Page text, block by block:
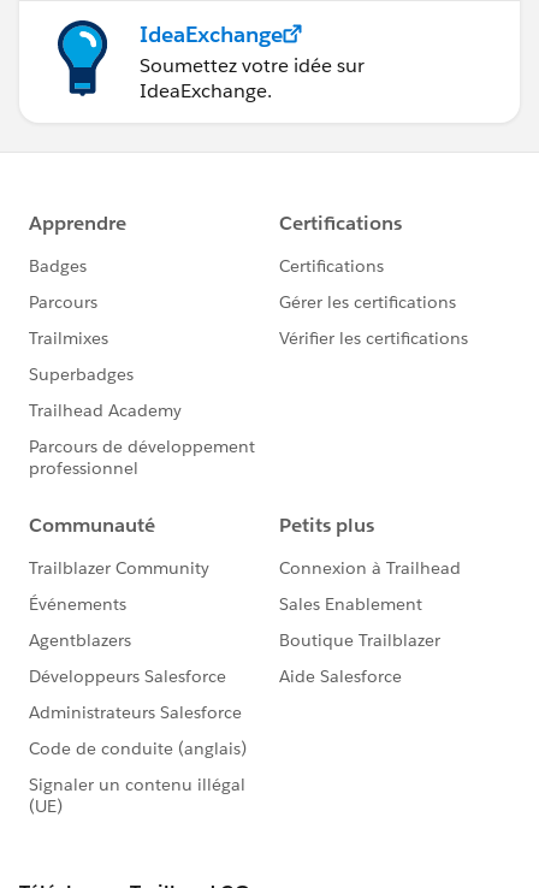
IdeaExchange
Soumettez votre idée sur
IdeaExchange.